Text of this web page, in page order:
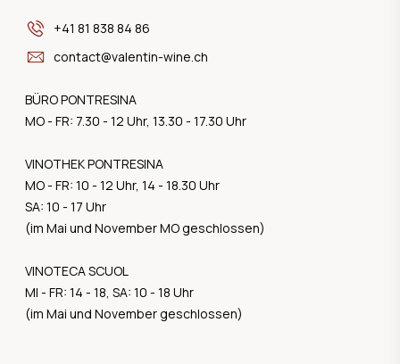
+41 81 838 84 86
contact@valentin-wine.ch
BÜRO PONTRESINA
MO - FR: 7.30 - 12 Uhr, 13.30 - 17.30 Uhr
VINOTHEK PONTRESINA
MO - FR: 10 - 12 Uhr, 14 - 18.30 Uhr
SA: 10 - 17 Uhr
(im Mai und November MO geschlossen)
VINOTECA SCUOL
MI - FR: 14 - 18, SA: 10 - 18 Uhr
(im Mai und November geschlossen)